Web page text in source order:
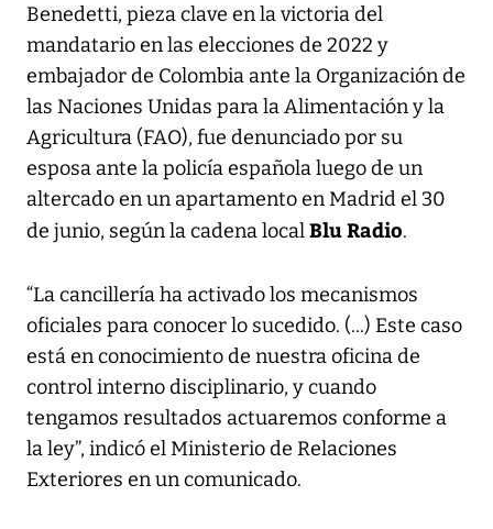
Benedetti, pieza clave en la victoria del
mandatario en las elecciones de 2022 y
embajador de Colombia ante la Organización de
las Naciones Unidas para la Alimentación y la
Agricultura (FAO), fue denunciado por su
esposa ante la policía española luego de un
altercado en un apartamento en Madrid el 30
de junio, según la cadena localBlu Radio.
“La cancillería ha activado los mecanismos
oficiales para conocer lo sucedido. (...) Este caso
está en conocimiento de nuestra oficina de
control interno disciplinario, y cuando
tengamos resultados actuaremos conforme a
la ley”, indicó el Ministerio de Relaciones
Exteriores en un comunicado.